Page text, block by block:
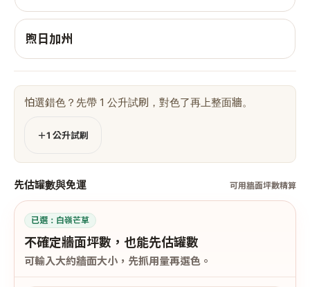
煦日加州
怕選錯色？先帶 1 公升試刷，對色了再上整面牆。
＋1 公升試刷
先估罐數與免運 可用牆面坪數精算
已選： 白嶺芒草
不確定牆面坪數，也能先估罐數
可輸入大約牆面大小，先抓用量再選色。